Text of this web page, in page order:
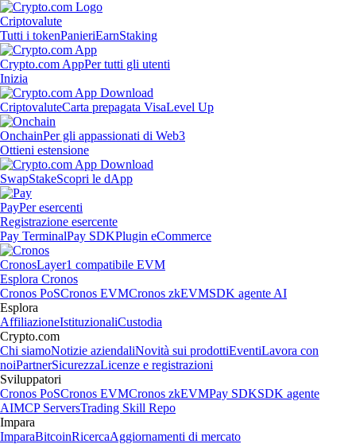
Criptovalute
Tutti i tokenPanieriEarnStaking
Crypto.com AppPer tutti gli utenti
Inizia
CriptovaluteCarta prepagata VisaLevel Up
OnchainPer gli appassionati di Web3
Ottieni estensione
SwapStakeScopri le dApp
PayPer esercenti
Registrazione esercente
Pay TerminalPay SDKPlugin eCommerce
CronosLayer1 compatibile EVM
Esplora Cronos
Cronos PoSCronos EVMCronos zkEVMSDK agente AI
Esplora
AffiliazioneIstituzionaliCustodia
Crypto.com
Chi siamoNotizie aziendaliNovità sui prodottiEventiLavora con
noiPartnerSicurezzaLicenze e registrazioni
Sviluppatori
Cronos PoSCronos EVMCronos zkEVMPay SDKSDK agente
AIMCP ServersTrading Skill Repo
Impara
ImparaBitcoinRicercaAggiornamenti di mercato